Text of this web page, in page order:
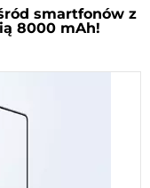
smartfonów z
8000 mAh!